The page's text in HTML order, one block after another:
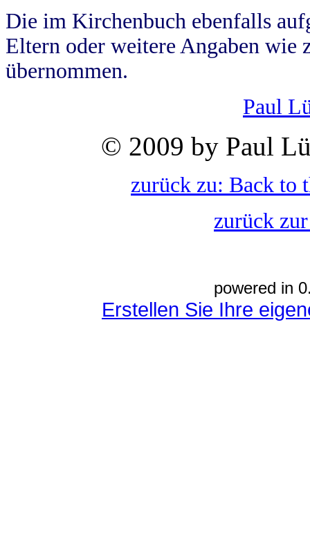
Die im Kirchenbuch ebenfalls
Eltern oder weitere Angaben wie
übernommen.
Paul
© 2009 by Paul
zurück zu: Back to
zurück
powered in
Erstellen Sie Ihre